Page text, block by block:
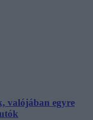
valójában egyre